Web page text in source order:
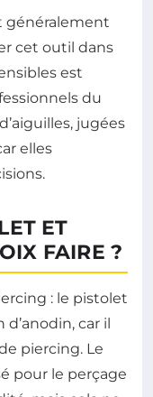
généralement
cet outil dans
est
du
jugées
elles
ET
FAIRE ?
: le pistolet
d’anodin, car il
piercing. Le
pour le perçage